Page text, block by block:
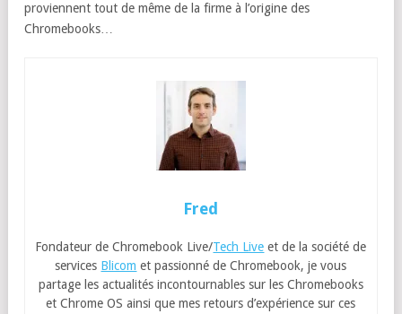
proviennent tout de même de la firme à l’origine des
Chromebooks…
Fred
Fondateur de Chromebook Live/Tech Live et de la société de
services Blicom et passionné de Chromebook, je vous
partage les actualités incontournables sur les Chromebooks
et Chrome OS ainsi que mes retours d’expérience sur ces